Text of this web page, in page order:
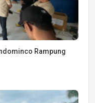
Rampung